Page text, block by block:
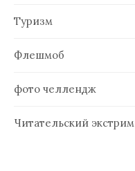
Туризм
Флешмоб
фото челлендж
Читательский экстрим